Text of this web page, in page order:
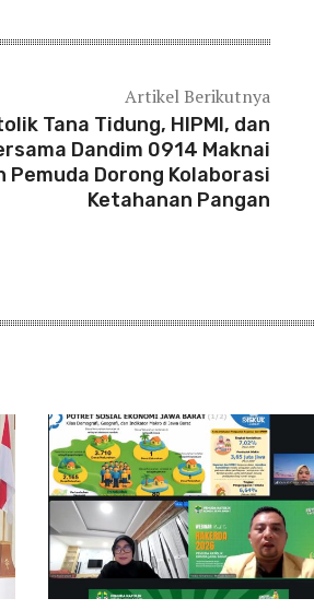
Artikel Berikutnya
Tana Tidung, HIPMI, dan
Dandim 0914 Maknai
Pemuda Dorong Kolaborasi
Ketahanan Pangan